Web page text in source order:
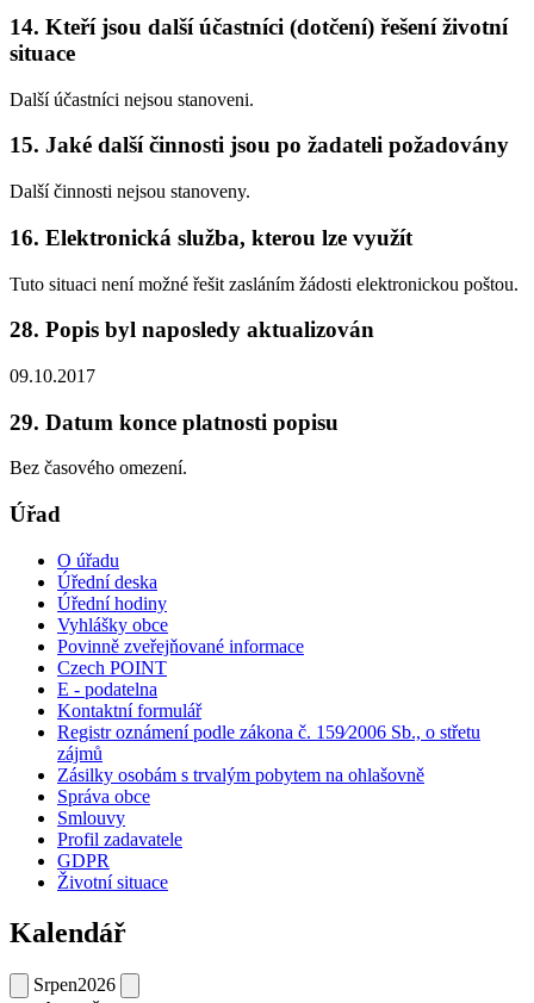
14. Kteří jsou další účastníci (dotčení) řešení životní
situace
Další účastníci nejsou stanoveni.
15. Jaké další činnosti jsou po žadateli požadovány
Další činnosti nejsou stanoveny.
16. Elektronická služba, kterou lze využít
Tuto situaci není možné řešit zasláním žádosti elektronickou poštou.
28. Popis byl naposledy aktualizován
09.10.2017
29. Datum konce platnosti popisu
Bez časového omezení.
Úřad
O úřadu
Úřední deska
Úřední hodiny
Vyhlášky obce
Povinně zveřejňované informace
Czech POINT
E - podatelna
Kontaktní formulář
Registr oznámení podle zákona č. 159⁄2006 Sb., o střetu
zájmů
Zásilky osobám s trvalým pobytem na ohlašovně
Správa obce
Smlouvy
Profil zadavatele
GDPR
Životní situace
Kalendář
Srpen2026